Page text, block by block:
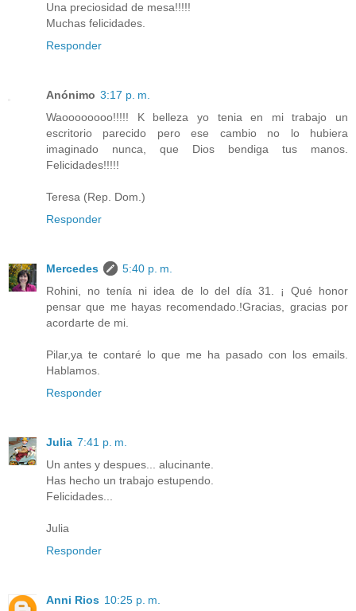
Una preciosidad de mesa!!!!!
Muchas felicidades.
Responder
Anónimo 3:17 p. m.
Waoooooooo!!!!! K belleza yo tenia en mi trabajo un
escritorio parecido pero ese cambio no lo hubiera
imaginado nunca, que Dios bendiga tus manos.
Felicidades!!!!!
Teresa (Rep. Dom.)
Responder
Mercedes
5:40 p. m.
Rohini, no tenía ni idea de lo del día 31. ¡ Qué honor
pensar que me hayas recomendado.!Gracias, gracias por
acordarte de mi.
Pilar,ya te contaré lo que me ha pasado con los emails.
Hablamos.
Responder
Julia 7:41 p. m.
Un antes y despues... alucinante.
Has hecho un trabajo estupendo.
Felicidades...
Julia
Responder
Anni Rios 10:25 p. m.